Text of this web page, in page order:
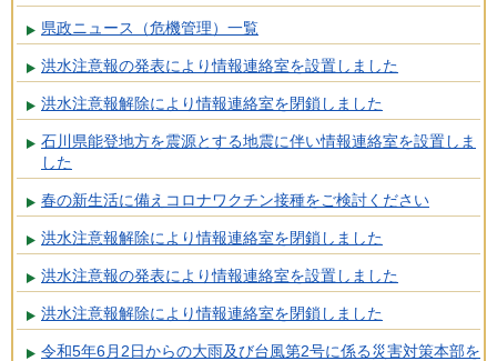
県政ニュース（危機管理）一覧
洪水注意報の発表により情報連絡室を設置しました
洪水注意報解除により情報連絡室を閉鎖しました
石川県能登地方を震源とする地震に伴い情報連絡室を設置しま
した
春の新生活に備えコロナワクチン接種をご検討ください
洪水注意報解除により情報連絡室を閉鎖しました
洪水注意報の発表により情報連絡室を設置しました
洪水注意報解除により情報連絡室を閉鎖しました
令和5年6月2日からの大雨及び台風第2号に係る災害対策本部を